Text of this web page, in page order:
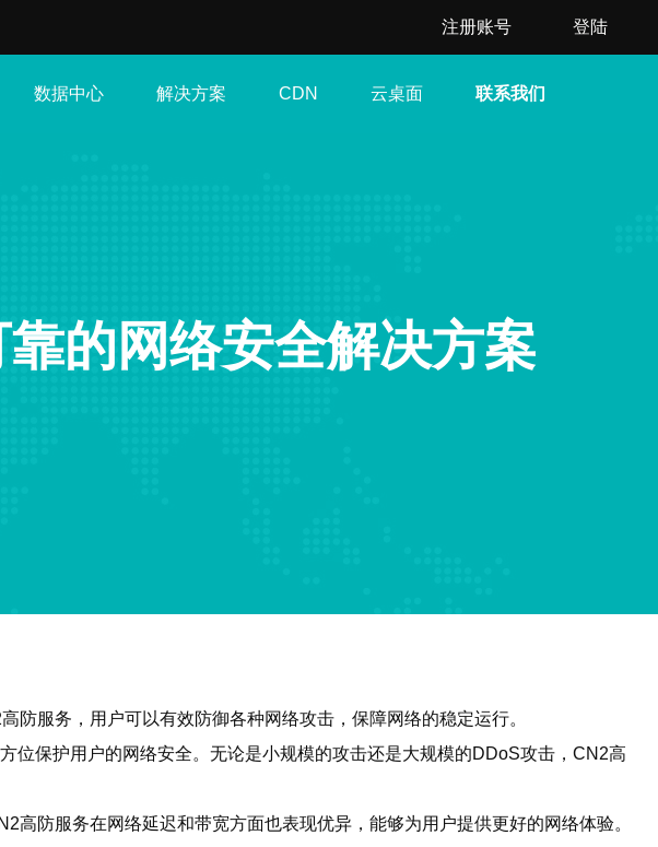
注册账号 登陆
数据中心 解决方案 CDN 云桌面 联系我们
的网络安全解决方案
服务，用户可以有效防御各种网络攻击，保障网络的稳定运行。
保护用户的网络安全。无论是小规模的攻击还是大规模的DDoS攻击，CN2高
防服务在网络延迟和带宽方面也表现优异，能够为用户提供更好的网络体验。